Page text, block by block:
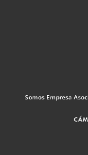
Somos Empresa